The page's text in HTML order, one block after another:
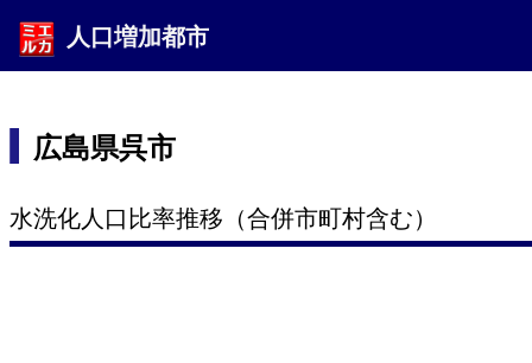
人口増加都市
広島県呉市
水洗化人口比率推移（合併市町村含む）